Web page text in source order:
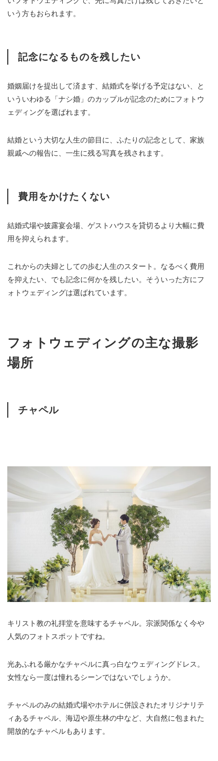
いう方もおられます。
記念になるものを残したい
婚姻届けを提出して済ます、結婚式を挙げる予定はない、と
いういわゆる「ナシ婚」のカップルが記念のためにフォトウ
ェディングを選ばれます。
結婚という大切な人生の節目に、ふたりの記念として、家族
親戚への報告に、一生に残る写真を残されます。
費用をかけたくない
結婚式場や披露宴会場、ゲストハウスを貸切るより大幅に費
用を抑えられます。
これからの夫婦としての歩む人生のスタート。なるべく費用
を抑えたい、でも記念に何かを残したい。そういった方にフ
ォトウェディングは選ばれています。
フォトウェディングの主な撮影
場所
チャペル
キリスト教の礼拝堂を意味するチャペル。宗派関係なく今や
人気のフォトスポットですね。
光あふれる厳かなチャペルに真っ白なウェディングドレス。
女性なら一度は憧れるシーンではないでしょうか。
チャペルのみの結婚式場やホテルに併設されたオリジナリテ
ィあるチャペル、海辺や原生林の中など、大自然に包まれた
開放的なチャペルもあります。